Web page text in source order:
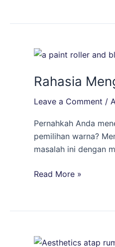
Kamu!
Rahasia
Leave a Comment /
Pernahkah Anda
pemilihan warna?
masalah ini dengan
Rahasia
Cat
Mudah:
Solusi
Terbaik
dari
Paint
Read More »
Melindungi